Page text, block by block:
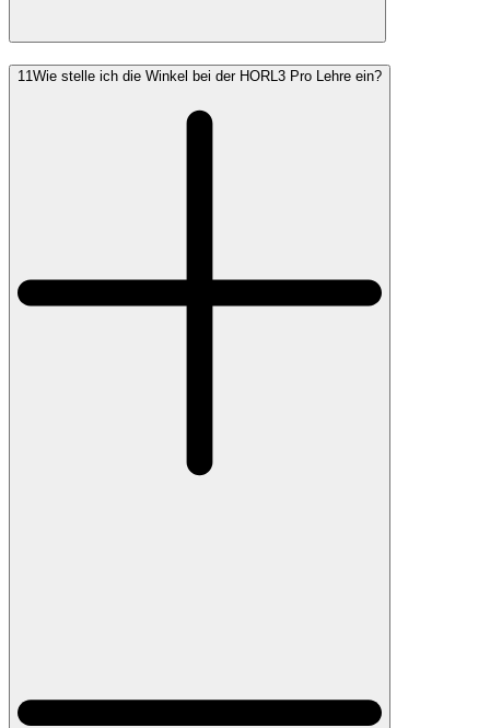
11Wie stelle ich die Winkel bei der HORL3 Pro Lehre ein?